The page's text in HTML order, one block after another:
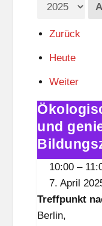
Zurück
Heute
Weiter
Ökologisch
arbeiten,
leben
und
genießen
auch
als
und
10:00 –
7. April
Treffpunkt
Berlin,